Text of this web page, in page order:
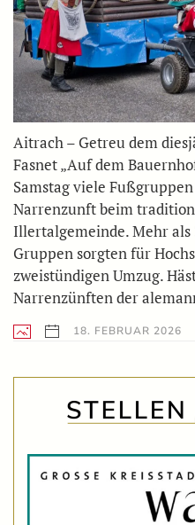
Aitrach – Getreu dem
Fasnet „Auf dem
Samstag viele
Narrenzunft beim
Illertalgemeinde. Mehr
Gruppen sorgten für
zweistündigen Umzug.
Narrenzünften der
18. FEBRUAR 2026